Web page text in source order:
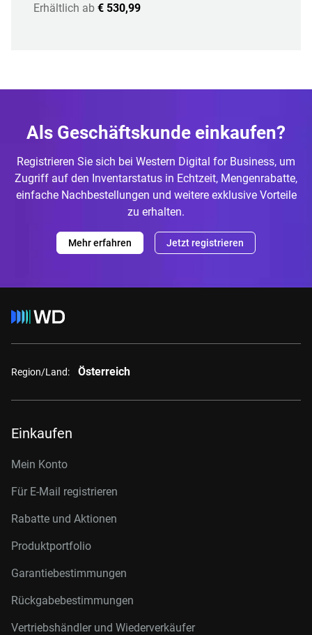
Erhältlich ab € 530,99
Als Geschäftskunde einkaufen?
Registrieren Sie sich bei Western Digital for Business, um
Zugriff auf den Inventarstatus in Echtzeit, Mengenrabatte,
einfache Nachbestellungen und weitere exklusive Vorteile
zu erhalten.
Mehr erfahren Jetzt registrieren
Region/Land: Österreich
Einkaufen
Mein Konto
Für E-Mail registrieren
Rabatte und Aktionen
Produktportfolio
Garantiebestimmungen
Rückgabebestimmungen
Vertriebshändler und Wiederverkäufer